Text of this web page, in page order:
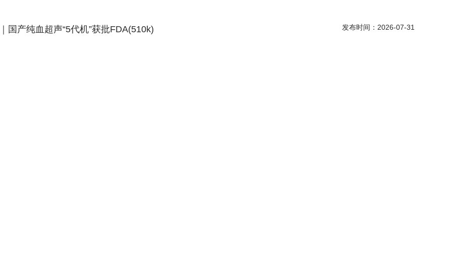
国产纯血超声“5代机”获批FDA(510k) 发布时间： 2026-07-31